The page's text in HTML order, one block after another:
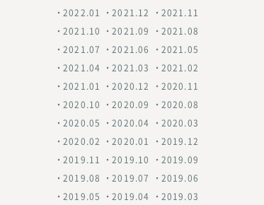
2022.01 2021.12 2021.11
2021.10 2021.09 2021.08
2021.07 2021.06 2021.05
2021.04 2021.03 2021.02
2021.01 2020.12 2020.11
2020.10 2020.09 2020.08
2020.05 2020.04 2020.03
2020.02 2020.01 2019.12
2019.11 2019.10 2019.09
2019.08 2019.07 2019.06
2019.05 2019.04 2019.03